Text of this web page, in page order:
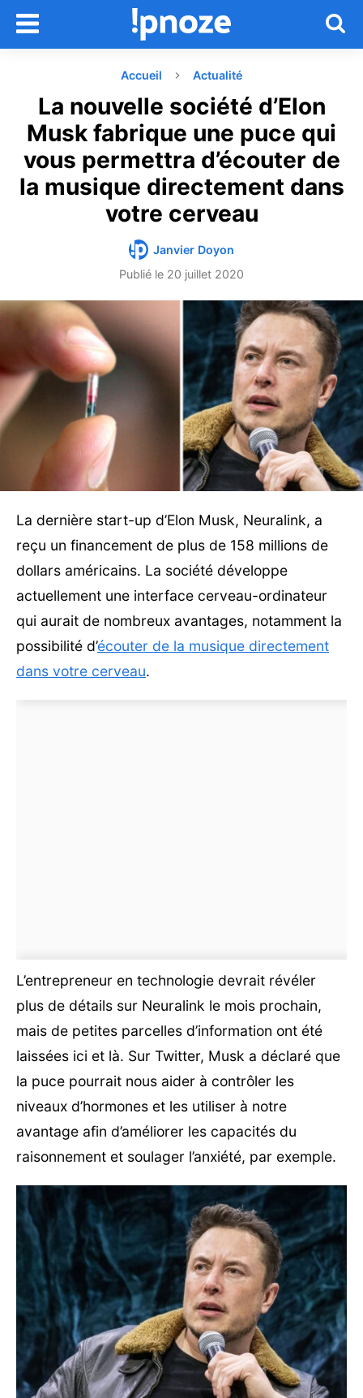
Accueil Actualité
La nouvelle société d’Elon
Musk fabrique une puce qui
vous permettra d’écouter de
la musique directement dans
votre cerveau
Janvier Doyon
Publié le 20 juillet 2020
La dernière start-up d’Elon Musk, Neuralink, a
reçu un financement de plus de 158 millions de
dollars américains. La société développe
actuellement une interface cerveau-ordinateur
qui aurait de nombreux avantages, notamment la
possibilité d’écouter de la musique directement
dans votre cerveau.
L’entrepreneur en technologie devrait révéler
plus de détails sur Neuralink le mois prochain,
mais de petites parcelles d’information ont été
laissées ici et là. Sur Twitter, Musk a déclaré que
la puce pourrait nous aider à contrôler les
niveaux d’hormones et les utiliser à notre
avantage afin d’améliorer les capacités du
raisonnement et soulager l’anxiété, par exemple.